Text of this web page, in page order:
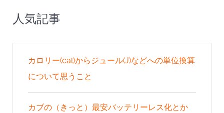
人気記事
カロリー(cal)からジュール(J)などへの単位換算
について思うこと
カブの（きっと）最安バッテリーレス化とか